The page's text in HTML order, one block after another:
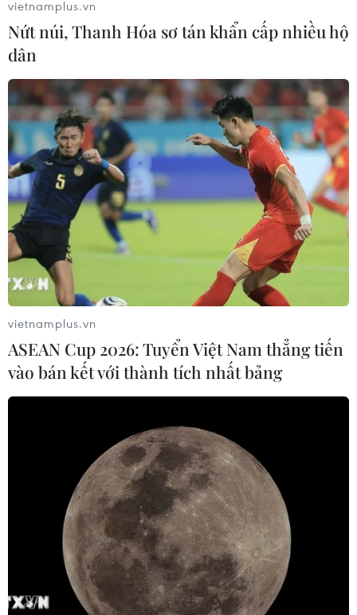
vietnamplus.vn
Nứt núi, Thanh Hóa sơ tán khẩn cấp nhiều hộ
dân
vietnamplus.vn
ASEAN Cup 2026: Tuyển Việt Nam thẳng tiến
vào bán kết với thành tích nhất bảng